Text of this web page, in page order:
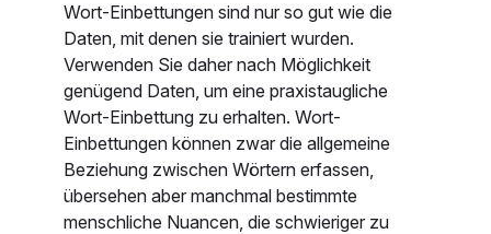
Wort-Einbettungen sind nur so gut wie die
Daten, mit denen sie trainiert wurden.
Verwenden Sie daher nach Möglichkeit
genügend Daten, um eine praxistaugliche
Wort-Einbettung zu erhalten. Wort-
Einbettungen können zwar die allgemeine
Beziehung zwischen Wörtern erfassen,
übersehen aber manchmal bestimmte
menschliche Nuancen, die schwieriger zu